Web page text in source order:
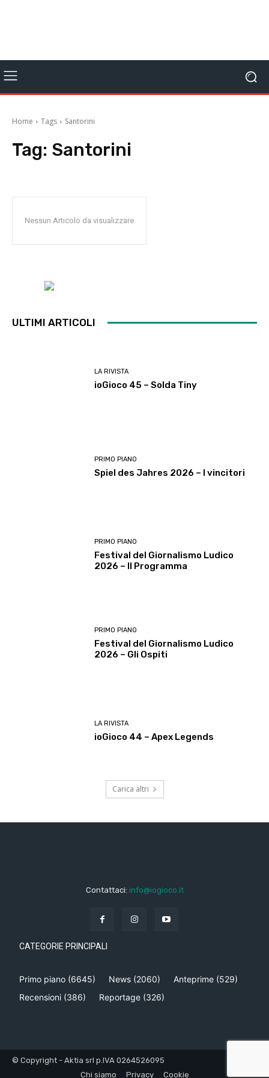
Home Tags Santorini
Tag: Santorini
Nessun Articolo da visualizzare
ULTIMI ARTICOLI
LA RIVISTA
ioGioco 45 – Solda Tiny
PRIMO PIANO
Spiel des Jahres 2026 – I vincitori
PRIMO PIANO
Festival del Giornalismo Ludico
2026 – Il Programma
PRIMO PIANO
Festival del Giornalismo Ludico
2026 – Gli Ospiti
LA RIVISTA
ioGioco 44 – Apex Legends
Carica altri
Contattaci: info@iogioco.it
CATEGORIE PRINCIPALI
Primo piano (6645) News (2060) Anteprime (529)
Recensioni (386) Reportage (326)
© Copyright - Aktia srl p.IVA 0264526095
Chi siamo
Privacy Cookie